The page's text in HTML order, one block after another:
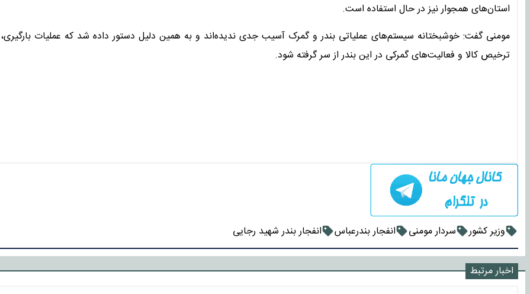
استان‌های همجوار نیز در حال استفاده است.
مومنی گفت: خوشبختانه سیستم‌های عملیاتی بندر و گمرک آسیب جدی ندیده‌اند و به همین دلیل دستور داده شد که عملیات بارگیری،
ترخیص کالا و فعالیت‌های گمرکی در این بندر از سر گرفته شود.
وزیر کشور سردار مومنی انفجار بندرعباس انفجار بندر شهید رجایی
اخبار مرتبط